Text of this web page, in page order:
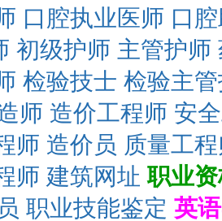
口腔执业医师 口
初级护师 主管护师
检验技士 检验主
师 造价工程师 安
师 造价员 质量工
师 建筑网址 职业
职业技能鉴定 英